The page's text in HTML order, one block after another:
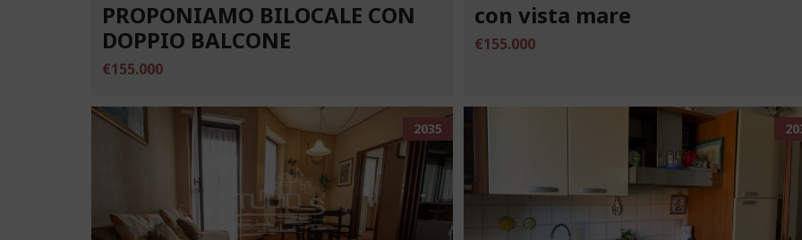
PROPONIAMO BILOCALE CON
DOPPIO BALCONE
€155.000
con vista mare
€155.000
2035